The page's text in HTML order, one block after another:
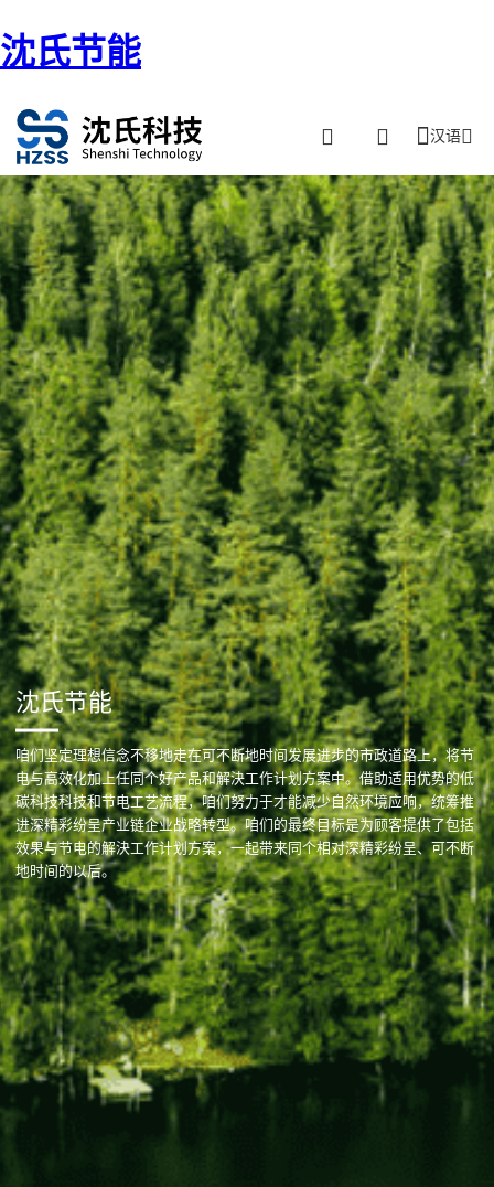
沈氏节能
汉语
沈氏节能
咱们坚定理想信念不移地走在可不断地时间发展进步的市政道路上，将节
电与高效化加上任同个好产品和解決工作计划方案中。借助适用优势的低
碳科技科技和节电工艺流程，咱们努力于才能减少自然环境应响，统筹推
进深精彩纷呈产业链企业战略转型。咱们的最终目标是为顾客提供了包括
效果与节电的解決工作计划方案，一起带来同个相对深精彩纷呈、可不断
地时间的以后。